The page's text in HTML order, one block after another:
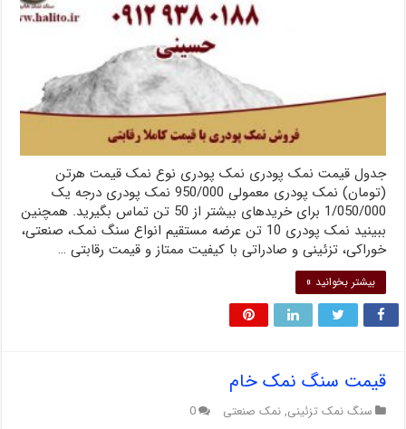
جدول قیمت نمک پودری نمک پودری نوع نمک قیمت هرتن
(تومان) نمک پودری معمولی 950/000 نمک پودری درجه یک
1/050/000 برای خریدهای بیشتر از 50 تن تماس بگیرید. همچنین
ببینید نمک پودری 10 تن عرضه مستقیم انواع سنگ نمک، صنعتی،
خوراکی، تزئینی و صادراتی با کیفیت ممتاز و قیمت رقابتی …
بیشتر بخوانید »
قیمت سنگ نمک خام
سنگ نمک تزئینی, نمک صنعتی 0